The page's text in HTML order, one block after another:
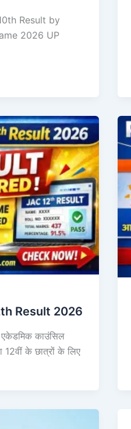
Result by
2026 UP
Result 2026
काउंसिल
के छात्रों के लिए